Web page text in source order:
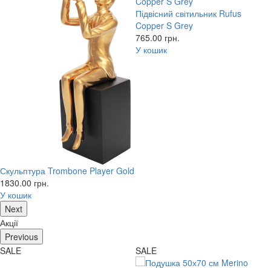
Скульптура Trombone Player Gold
1830.00 грн.
У кошик
Підвісний світильник Rufus
Copper S Grey
765.00 грн.
У кошик
Next
Акції
Previous
SALE
SALE